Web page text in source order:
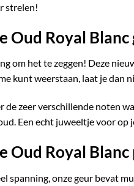
strelen!
Oud Royal
om het te zeggen! Deze
kunt weerstaan, laat je dan
de zeer verschillende noten
Een echt juweeltje voor op
Oud Royal
spanning, onze geur bevat